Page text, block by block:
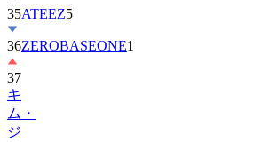
35ATEEZ5
36ZEROBASEONE1
37
キ
ム・
ジ